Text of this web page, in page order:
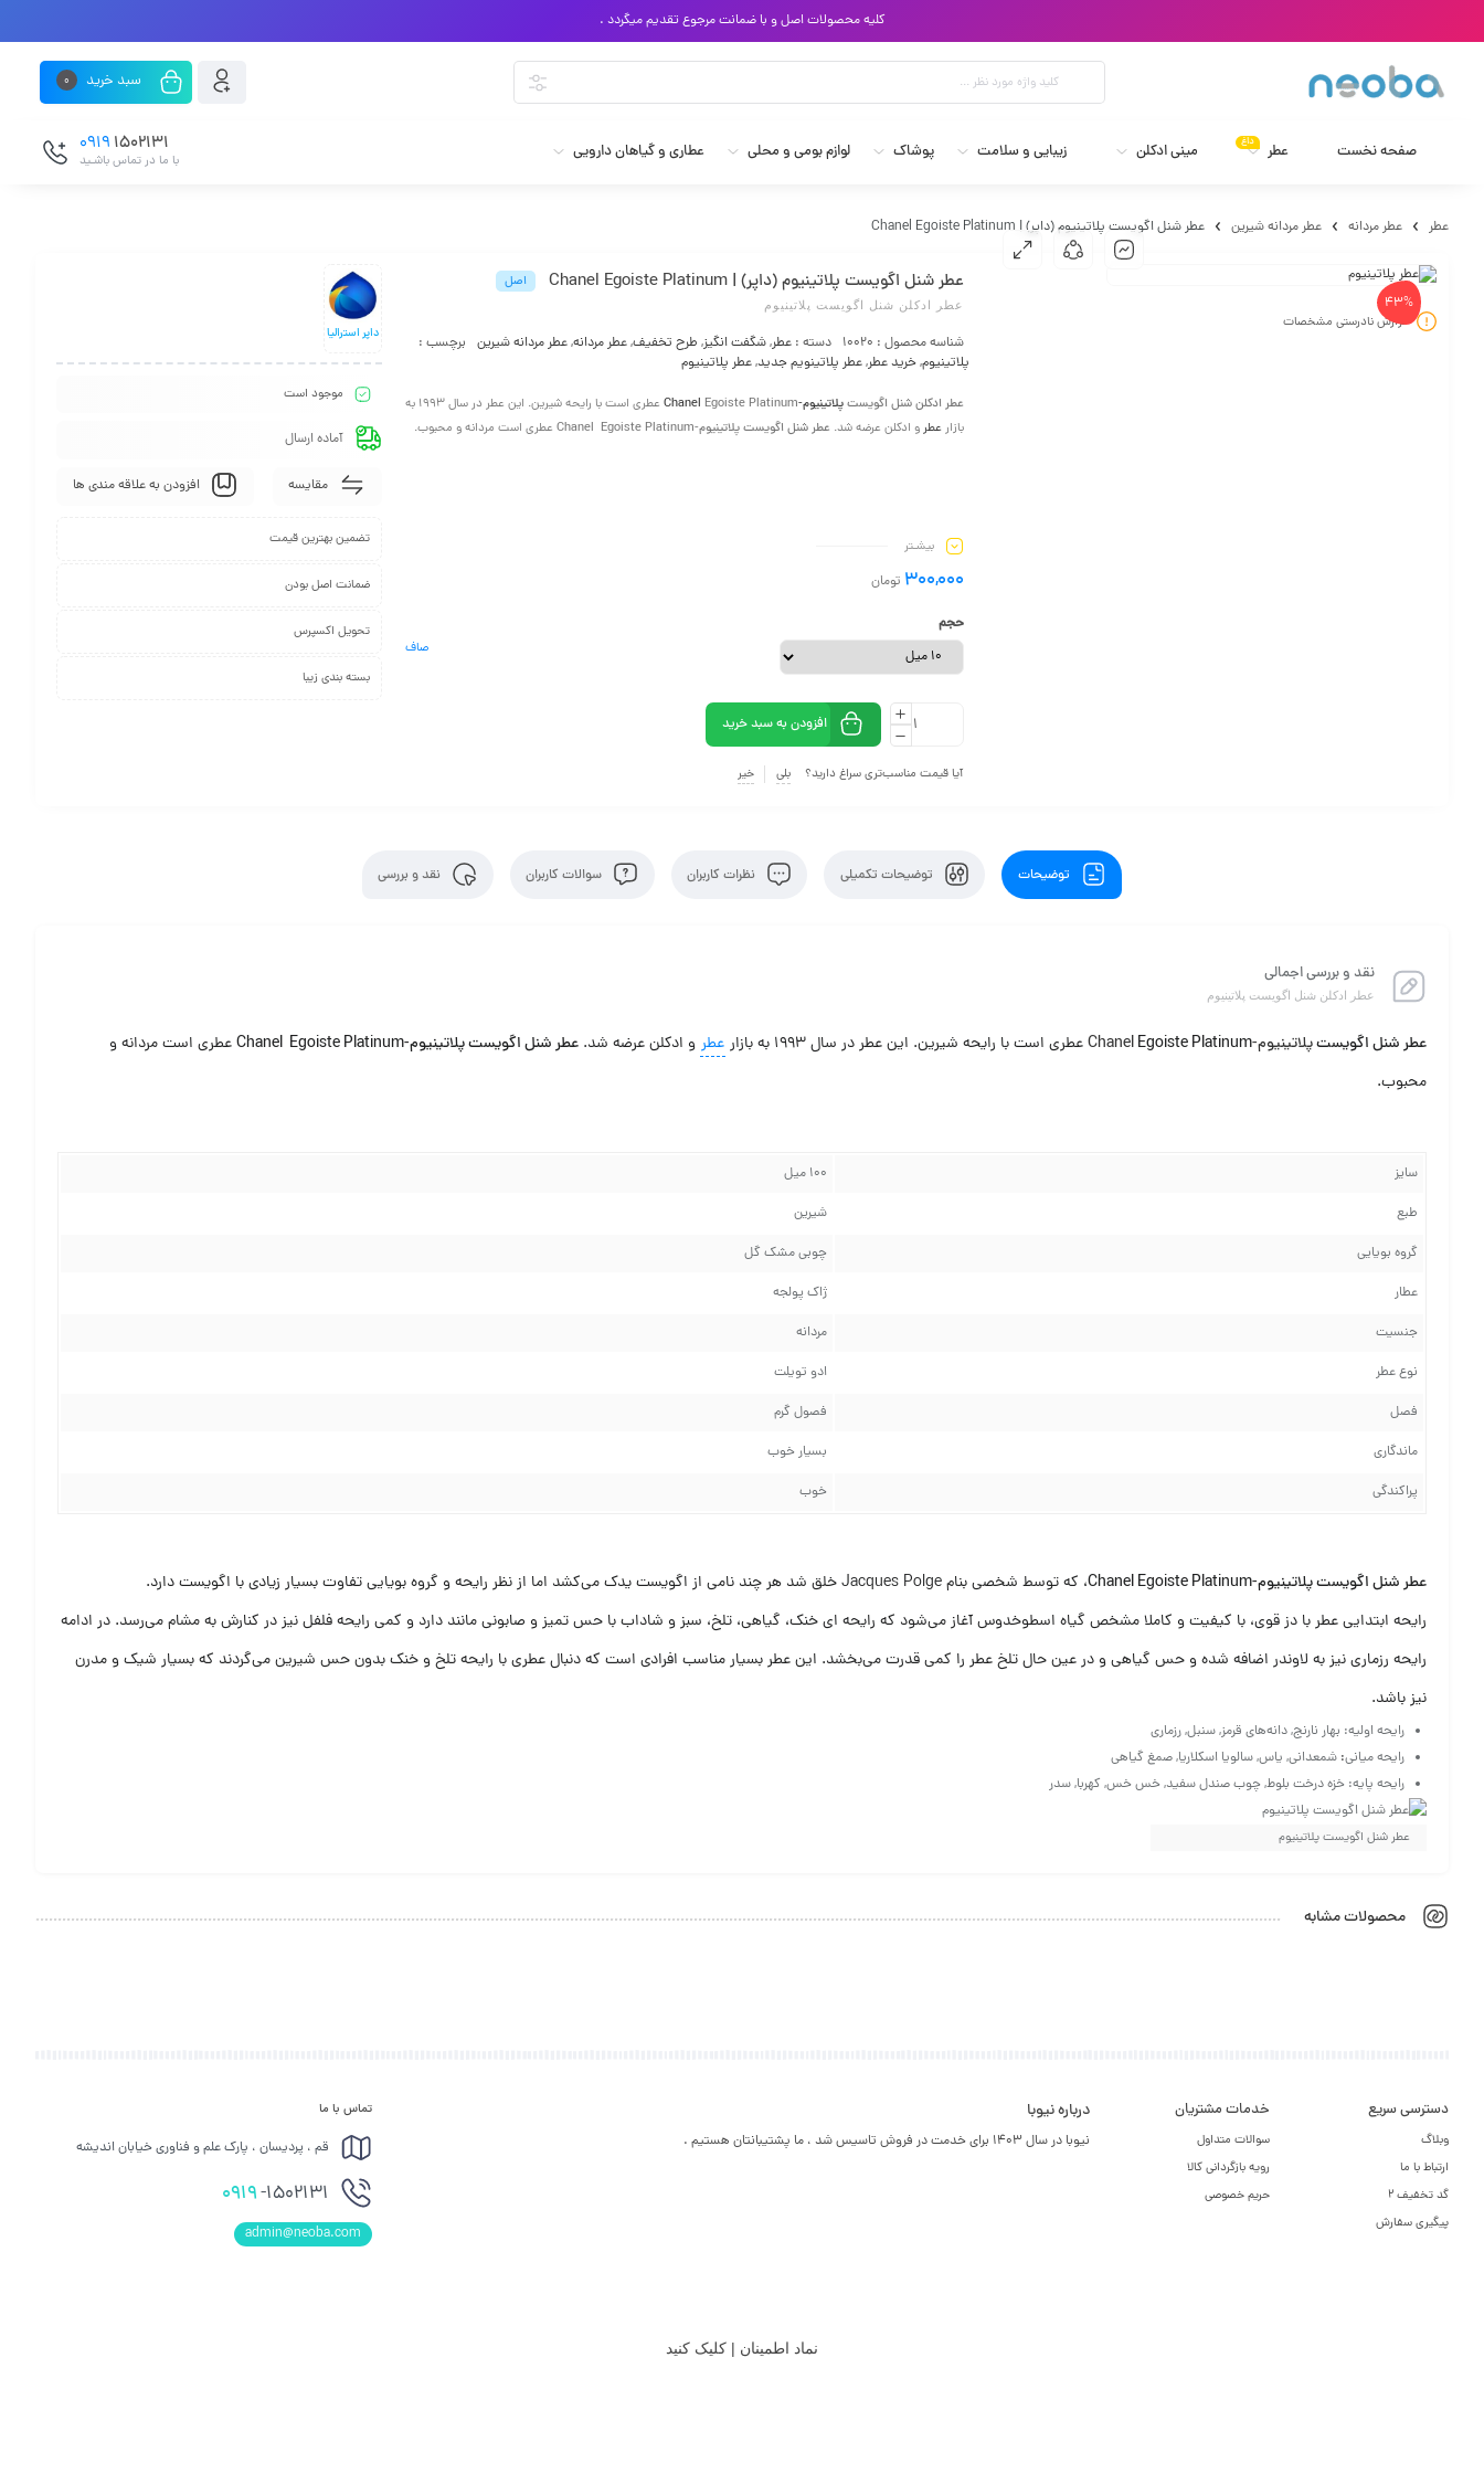
کلیه محصولات اصل و با ضمانت مرجوع تقدیم میگردد .
سبد خرید 0
صفحه نخست عطر داغ مینی ادکلن زیبایی و سلامت پوشاک لوازم بومی و محلی عطاری و گیاهان دارویی 1502131
0919
با ما در تماس باشـید
عطر عطر مردانه عطر مردانه شیرین عطر شنل اگویست پلاتینیوم (داپر) | Chanel Egoiste Platinum
43%
گزارش نادرستی مشخصات
عطر شنل اگویست پلاتینیوم (داپر) | Chanel Egoiste Platinum اصل
عطر ادکلن شنل اگویست پلاتینیوم
شناسه محصول : 10020 دسته :عطر,شگفت انگیز, طرح تخفیف,عطر مردانه,عطر مردانه شیرین
برچسب :
پلاتینیوم,خرید عطر,عطر پلاتینویم جدید,عطر پلاتینیوم
عطر ادکلن شنل اگویستپلاتینیوم-ChanelEgoiste Platinum
عطری است با رایحه شیرین. این عطر در سال 1993 به
بازارعطرو ادکلن عرضه شد. عطر شنل اگویست پلاتینیوم-Chanel Egoiste Platinum عطری است مردانه و محبوب.
بیشـتر
300,000 تومان
حجم
صاف
افزودن به سبد خرید
آیا قیمت مناسب‌تری سراغ دارید؟ بلی خیر
داپر استرالیا
موجود است
آماده ارسال
مقایسه افزودن به علاقه مندی ها
تضمین بهترین قیمت
ضمانت اصل بودن
تحویل اکسپرس
بسته بندی زیبا
توضیحات توضیحات تکمیلی نظرات کاربران سوالات کاربران نقد و بررسی
نقد و بررسی اجمالی
عطر ادکلن شنل اگویست پلاتینیوم
عطر شنل اگویستپلاتینیوم-ChanelEgoiste Platinum عطری است با رایحه شیرین. این عطر در سال 1993 به بازار عطر و ادکلن عرضه شد. عطر شنل اگویست پلاتینیوم-Chanel Egoiste Platinum
عطری است مردانه و
محبوب.
سایز
۱۰۰ میل
طبع
شیرین
گروه بویایی
چوبی مشک گل
عطار
ژاک پولجه
جنسیت
مردانه
نوع عطر
ادو تویلت
فصل
فصول گرم
ماندگاری
بسیار خوب
پراکندگی
خوب
عطر شنل اگویست پلاتینیوم-Chanel Egoiste Platinum
، که توسط شخصی بنام Jacques Polge خلق شد هر چند نامی از اگویست یدک می‌کشد اما از نظر رایحه و گروه بویایی تفاوت بسیار زیادی با اگویست دارد.
رایحه ابتدایی عطر با دز قوی، با کیفیت و کاملا مشخص گیاه اسطوخدوس آغاز می‌شود که رایحه ای خنک، گیاهی، تلخ، سبز و شاداب با حس تمیز و صابونی مانند دارد و کمی رایحه فلفل نیز در کنارش به مشام می‌رسد. در ادامه
رایحه رزماری نیز به لاوندر اضافه شده و حس گیاهی و در عین حال تلخ عطر را کمی قدرت می‌بخشد. این عطر بسیار مناسب افرادی است که دنبال عطری با رایحه تلخ و خنک بدون حس شیرین می‌گردند که بسیار شیک و مدرن
نیز باشد.
رایحه اولیه: بهار نارنج, دانه‌های قرمز, سنبل, رزماری
رایحه میانی: شمعدانی, یاس, سالویا اسکلاریا, صمغ گیاهی
رایحه پایه: خزه درخت بلوط, چوب صندل سفید, خس خس, کهربا, سدر
عطر شنل اگویست پلاتینیوم
محصولات مشابه
دسترسی سریع
وبلاگ
ارتباط با ما
گد تخفیف 2
پیگیری سفارش
خدمات مشتریان
سوالات متداول
رویه بازگردانی کالا
حریم خصوصی
درباره نیوبا
نیوبا در سال 1403 برای خدمت در فروش تاسیس شد ، ما پشتیبانتان هستیم .
نماد اطمینان | کلیک کنید
تماس با ما
قم ، پردیسان ، پارک علم و فناوری خیابان اندیشه
0919-1502131
admin@neoba.com